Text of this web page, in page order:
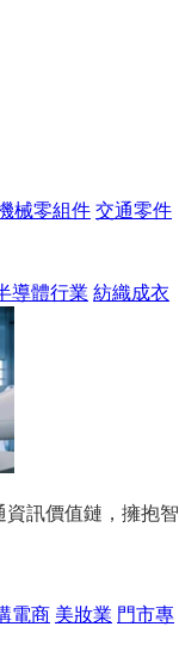
械零組件交通零件
導體行業 紡織成衣
訊價值鏈，擁抱智
電商 美妝業 門市專